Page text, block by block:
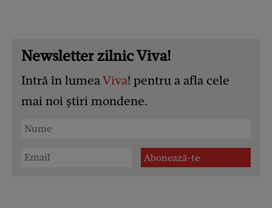
Newsletter zilnic Viva!
Intră în lumeaViva! pentru a afla cele
mai noi știri mondene.